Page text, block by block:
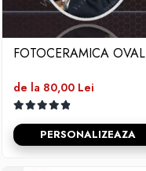
FOTOCERAMICA OVAL
de la 80,00 Lei
PERSONALIZEAZA